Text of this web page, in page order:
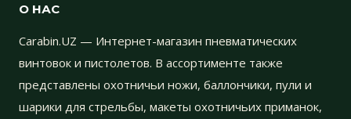
О НАС
Carabin.UZ — Интернет-магазин пневматических
винтовок и пистолетов. В ассортименте также
представлены охотничьи ножи, баллончики, пули и
шарики для стрельбы, макеты охотничьих приманок,